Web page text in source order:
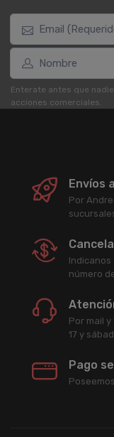
Enterate antes que
acciones comerciales.
Envíos
Por
Indicanos
número
Por mail
17 y
Pago